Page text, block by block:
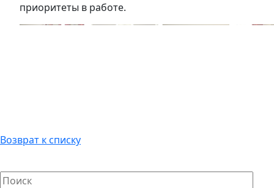
приоритеты в работе.
Возврат к списку